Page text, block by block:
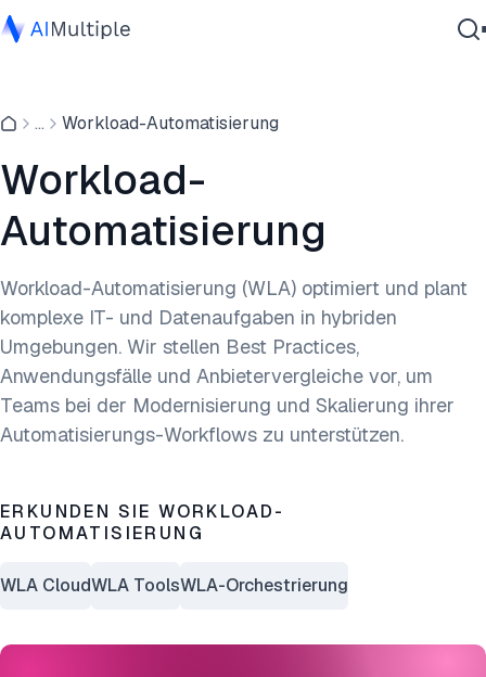
Cybersicherheit
Unternehmenssoftware
Dienstleistungen
Kontaktieren
... Workload-Automatisierung
Workload-
Automatisierung
Workload-Automatisierung (WLA) optimiert und plant
komplexe IT- und Datenaufgaben in hybriden
Umgebungen. Wir stellen Best Practices,
Anwendungsfälle und Anbietervergleiche vor, um
Teams bei der Modernisierung und Skalierung ihrer
Automatisierungs-Workflows zu unterstützen.
ERKUNDEN SIE WORKLOAD-
AUTOMATISIERUNG
WLA CloudWLA ToolsWLA-Orchestrierung